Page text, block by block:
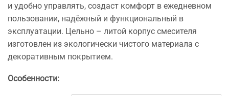
и удобно управлять, создаст комфорт в ежедневном
пользовании, надёжный и функциональный в
эксплуатации. Цельно – литой корпус смесителя
изготовлен из экологически чистого материала с
декоративным покрытием.
Особенности: